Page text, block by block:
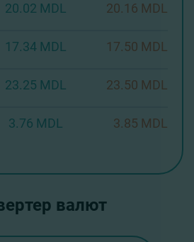
20.02 MDL 20.16 MDL
17.34 MDL 17.50 MDL
23.25 MDL 23.50 MDL
3.76 MDL 3.85 MDL
валют